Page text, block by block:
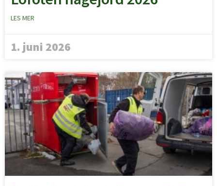
LES MER
1. juni 2026